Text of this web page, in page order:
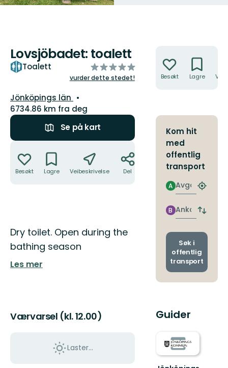
Lovsjöbadet: toalett
Toalett
av
5
vurder dette stedet!
Fylke:
Jönköpings län
6734.86 km fra deg
Se på kart
Besøkt Lagre Veibeskrivelse Del
Beskrivelse
Dry toilet. Open during the
bathing season
Les mer
Værvarsel (kl. 12.00)
Laster…
Besøkt Lagre
Kom hit
med
offentlig
transport
Avgang
A
Finn
Ankomst
B
Bytt
og
Søk i
offentlig
transport
Guider